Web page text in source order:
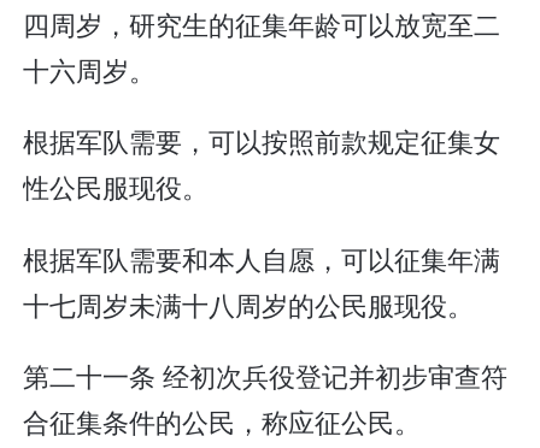
四周岁，研究生的征集年龄可以放宽至二
十六周岁。
根据军队需要，可以按照前款规定征集女
性公民服现役。
根据军队需要和本人自愿，可以征集年满
十七周岁未满十八周岁的公民服现役。
第二十一条 经初次兵役登记并初步审查符
合征集条件的公民，称应征公民。